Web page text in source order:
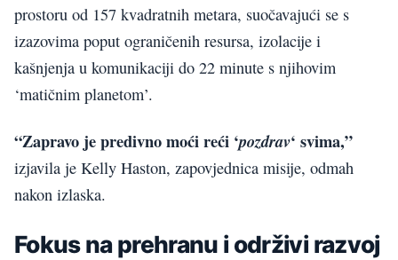
prostoru od 157 kvadratnih metara, suočavajući se s
izazovima poput ograničenih resursa, izolacije i
kašnjenja u komunikaciji do 22 minute s njihovim
‘matičnim planetom’.
“Zapravo je predivno moći reći ‘pozdrav‘ svima,”
izjavila je Kelly Haston, zapovjednica misije, odmah
nakon izlaska.
Fokus na prehranu i održivi razvoj